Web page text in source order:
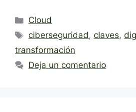
Categorías
Cloud
Etiquetas
ciberseguridad,claves,
transformación
Deja un comentario